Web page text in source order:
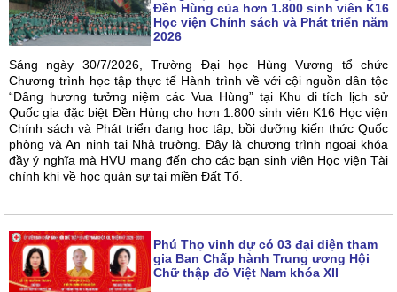
Đền Hùng của hơn 1.800 sinh viên K16
Học viện Chính sách và Phát triển năm
2026
Sáng ngày 30/7/2026, Trường Đại học Hùng Vương tổ chức
Chương trình học tập thực tế Hành trình về với cội nguồn dân tộc
“Dâng hương tưởng niệm các Vua Hùng” tại Khu di tích lịch sử
Quốc gia đặc biệt Đền Hùng cho hơn 1.800 sinh viên K16 Học viện
Chính sách và Phát triển đang học tập, bồi dưỡng kiến thức Quốc
phòng và An ninh tại Nhà trường. Đây là chương trình ngoại khóa
đầy ý nghĩa mà HVU mang đến cho các bạn sinh viên Học viện Tài
chính khi về học quân sự tại miền Đất Tổ.
Phú Thọ vinh dự có 03 đại diện tham
gia Ban Chấp hành Trung ương Hội
Chữ thập đỏ Việt Nam khóa XII